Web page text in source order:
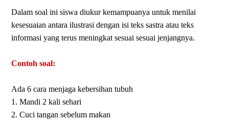
Dalam soal ini siswa diukur kemampuanya untuk menilai
kesesuaian antara ilustrasi dengan isi teks sastra atau teks
informasi yang terus meningkat sesuai sesuai jenjangnya.
Contoh soal:
Ada 6 cara menjaga kebersihan tubuh
1. Mandi 2 kali sehari
2. Cuci tangan sebelum makan